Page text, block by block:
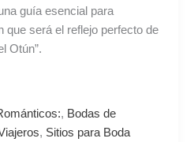
guía esencial para
que será el reflejo perfecto de
Otún”.
, Bodas de
, Sitios para Boda